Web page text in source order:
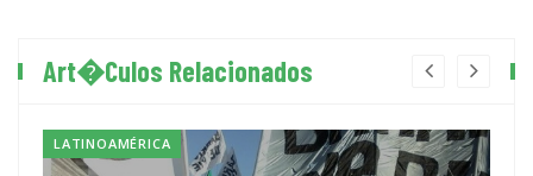
Art�culos Relacionados
LATINOAMÉRICA